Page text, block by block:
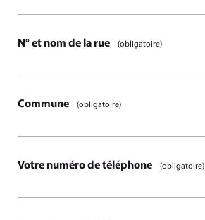
N° et nom de la rue (obligatoire)
Commune (obligatoire)
Votre numéro de téléphone (obligatoire)